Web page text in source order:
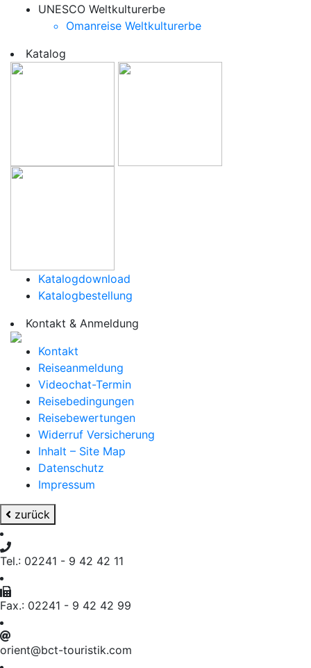
UNESCO Weltkulturerbe
Omanreise Weltkulturerbe
Katalog
Katalogdownload
Katalogbestellung
Kontakt & Anmeldung
Kontakt
Reiseanmeldung
Videochat-Termin
Reisebedingungen
Reisebewertungen
Widerruf Versicherung
Inhalt – Site Map
Datenschutz
Impressum
zurück
Tel.: 02241 - 9 42 42 11
Fax.: 02241 - 9 42 42 99
orient@bct-touristik.com